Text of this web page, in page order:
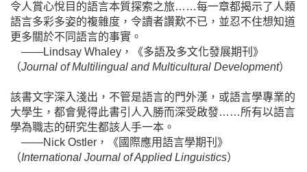
令人賞心悅目的語言本質探索之旅……每一章都揭示了人類
語言多彩多姿的複雜度，令讀者讚歎不已，並忍不住想知道
更多關於不同語言的事實。
——Lindsay Whaley，《多語及多文化發展期刊》
（Journal of Multilingual and Multicultural Development）
該書文字深入淺出，不管是語言的門外漢，或語言學專業的
大學生，都會覺得此書引人入勝而深受啟發……所有以語言
學為職志的研究生都該人手一本。
——Nick Ostler，《國際應用語言學期刊》
（International Journal of Applied Linguistics）